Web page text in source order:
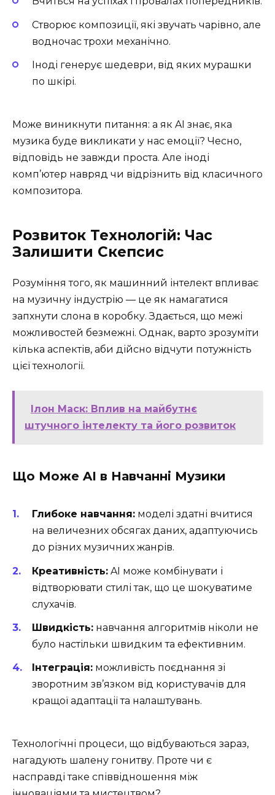
Створює композиції, які звучать чарівно, але
водночас трохи механічно.
Іноді генерує шедеври, від яких мурашки
по шкірі.
Може виникнути питання: а як AI знає, яка
музика буде викликати у нас емоції? Чесно,
відповідь не завжди проста. Але іноді
комп’ютер навряд чи відрізнить від класичного
композитора.
Розвиток Технологій: Час
Залишити Скепсис
Розуміння того, як машинний інтелект впливає
на музичну індустрію — це як намагатися
запхнути слона в коробку. Здається, що межі
можливостей безмежні. Однак, варто зрозуміти
кілька аспектів, аби дійсно відчути потужність
цієї технології.
Ілон Маск: Вплив на майбутнє
штучного інтелекту та його розвиток
Що Може AI в Навчанні Музики
Глибоке навчання: моделі здатні вчитися
на величезних обсягах даних, адаптуючись
до різних музичних жанрів.
Креативність: AI може комбінувати і
відтворювати стилі так, що це шокуватиме
слухачів.
Швидкість: навчання алгоритмів ніколи не
було настільки швидким та ефективним.
Інтеграція: можливість поєднання зі
зворотним зв’язком від користувачів для
кращої адаптації та налаштувань.
Технологічні процеси, що відбуваються зараз,
нагадують шалену гонитву. Проте чи є
насправді таке співвідношення між